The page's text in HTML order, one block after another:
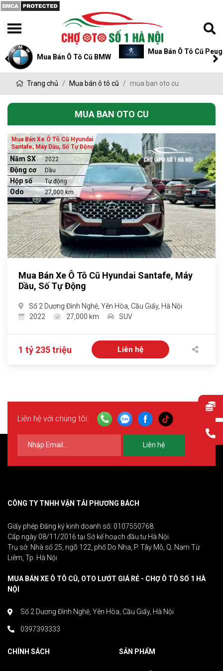
Mua Bán Ô Tô Cũ BMW
Mua Bán Ô Tô Cũ
Trang chủ Mua bán ô tô cũ mua ban oto cu
MUA BAN OTO CU
Mua Bán Xe Ô Tô Cũ Hyundai
Santafe, Máy Dầu, Số Tự Động
Năm SX 2022
Động cơ Dầu
Hộp số Tự động
Odo 27,000 km
Mua Bán Xe Ô Tô Cũ Hyundai Santafe, Máy
Dầu, Số Tự Động
Số 2 Dương Đình Nghệ, Yên Hòa, Cầu Giấy, Hà Nội
2022
27,000 km SUV
1 tỷ 235 triệu Liên hệ
Liên hệ với chúng tôi:
Liên hệ
CÔNG TY TNHH VẬN TẢI PHƯƠNG BÁCH
Giấy phép Đăng ký kinh doanh số: 0107550768.
Cấp ngày 08/11/2016 tại Sở kế hoạch đầu tư Hà Nội.
Trụ sở: Nhà số 25, ngõ 122, phố Do Nha, P. Tây Mỗ, Q. Nam Từ
Liêm, Tp. Hà Nội
MUA BÁN XE Ô TÔ CŨ, OTO LƯỚT GIÁ RẺ - CHỢ Ô TÔ SỐ 1 HÀ
NỘI
Số 2 Dương Đình Nghệ, Yên Hòa, Cầu Giấy, Hà Nội
0397393333
CHÍNH SÁCH SẢN PHẨM